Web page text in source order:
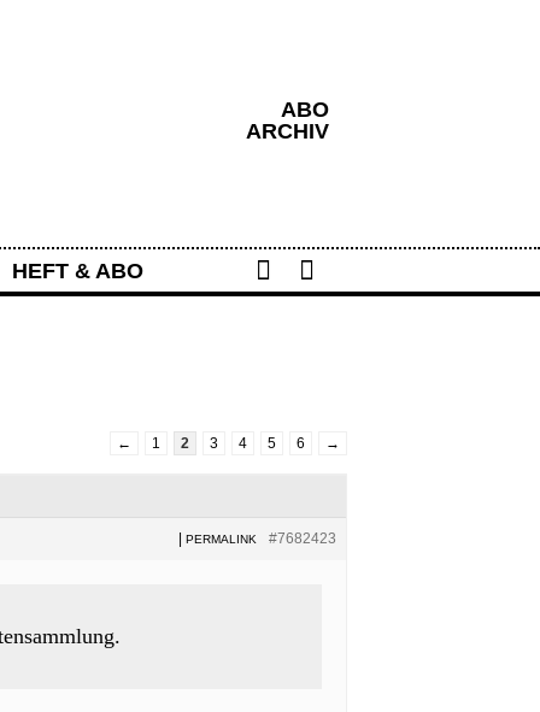
ABO
ARCHIV
Share
HEFT & ABO
← 1 2 3 4 5 6 →
#7682423
PERMALINK